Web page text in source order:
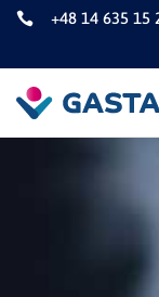
 +48 14 635 15